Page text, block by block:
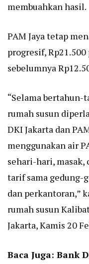
membuahkan hasil.
PAM Jaya tetap
progresif,
sebelumnya
“Selama bertahun-
rumah susun
DKI Jakarta dan
menggunakan air
sehari-hari, masak,
tarif sama gedung-
dan perkantoran,”
rumah susun
Jakarta, Kamis 20
Baca Juga: Bank